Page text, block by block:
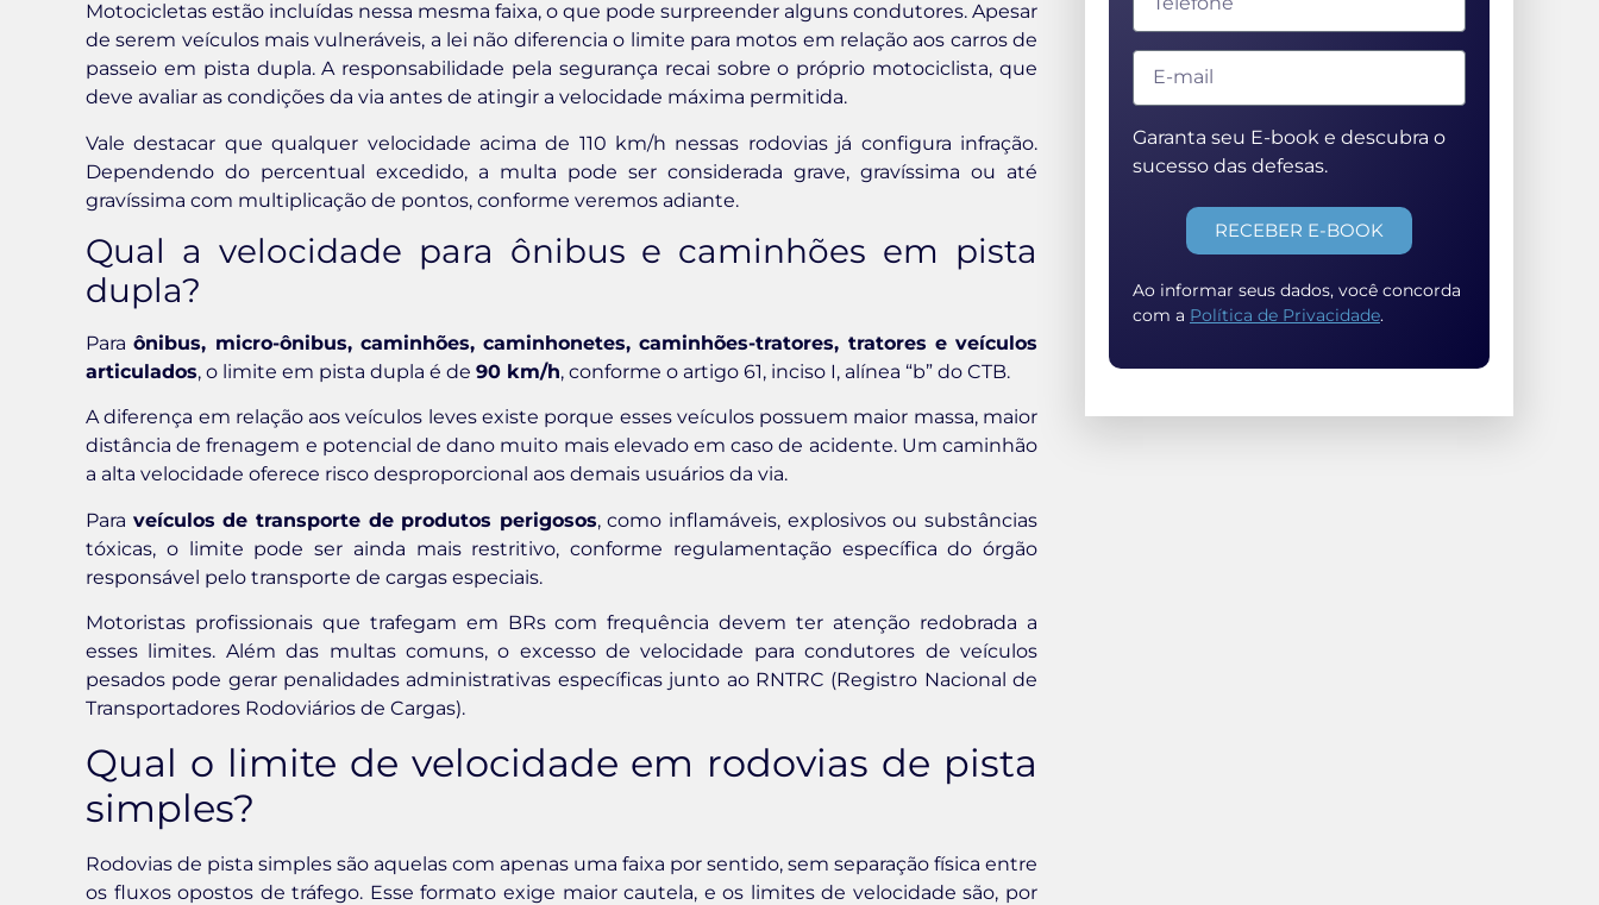
Motocicletas estão incluídas nessa mesma faixa, o que pode surpreender alguns condutores. Apesar
de serem veículos mais vulneráveis, a lei não diferencia o limite para motos em relação aos carros de
passeio em pista dupla. A responsabilidade pela segurança recai sobre o próprio motociclista, que
deve avaliar as condições da via antes de atingir a velocidade máxima permitida.
Vale destacar que qualquer velocidade acima de 110 km/h nessas rodovias já configura infração.
Dependendo do percentual excedido, a multa pode ser considerada grave, gravíssima ou até
gravíssima com multiplicação de pontos, conforme veremos adiante.
Qual a velocidade para ônibus e caminhões em pista
dupla?
Paraônibus, micro-ônibus, caminhões, caminhonetes, caminhões-tratores, tratores e veículos
articulados, o limite em pista dupla é de 90 km/h, conforme o artigo 61, inciso I, alínea “b” do CTB.
A diferença em relação aos veículos leves existe porque esses veículos possuem maior massa, maior
distância de frenagem e potencial de dano muito mais elevado em caso de acidente. Um caminhão
a alta velocidade oferece risco desproporcional aos demais usuários da via.
Para veículos de transporte de produtos perigosos, como inflamáveis, explosivos ou substâncias
tóxicas, o limite pode ser ainda mais restritivo, conforme regulamentação específica do órgão
responsável pelo transporte de cargas especiais.
Motoristas profissionais que trafegam em BRs com frequência devem ter atenção redobrada a
esses limites. Além das multas comuns, o excesso de velocidade para condutores de veículos
pesados pode gerar penalidades administrativas específicas junto ao RNTRC (Registro Nacional de
Transportadores Rodoviários de Cargas).
Qual o limite de velocidade em rodovias de pista
simples?
Rodovias de pista simples são aquelas com apenas uma faixa por sentido, sem separação física entre
os fluxos opostos de tráfego. Esse formato exige maior cautela, e os limites de velocidade são, por
Garanta seu E-book e descubra o
sucesso das defesas.
RECEBER E-BOOK
Ao informar seus dados, você concorda
com a Política de Privacidade.